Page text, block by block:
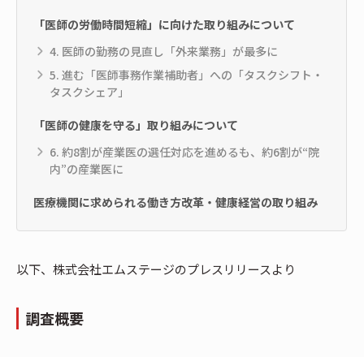
「医師の労働時間短縮」に向けた取り組みについて
4. 医師の勤務の見直し「外来業務」が最多に
5. 進む「医師事務作業補助者」への「タスクシフト・
タスクシェア」
「医師の健康を守る」取り組みについて
6. 約8割が産業医の選任対応を進めるも、約6割が“院
内”の産業医に
医療機関に求められる働き方改革・健康経営の取り組み
以下、株式会社エムステージのプレスリリースより
調査概要